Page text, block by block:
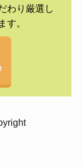
わり厳選し
す。